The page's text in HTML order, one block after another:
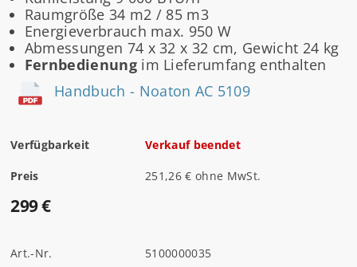
Raumgröße 34 m2 / 85 m3
Energieverbrauch max. 950 W
Abmessungen 74 x 32 x 32 cm, Gewicht 24 kg
Fernbedienungim Lieferumfang enthalten
Handbuch - Noaton AC 5109
Verfügbarkeit Verkauf beendet
Preis 251,26 € ohne MwSt.
299 €
Art.-Nr.
5100000035